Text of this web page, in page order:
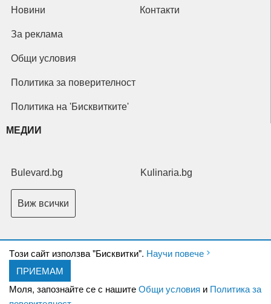
Tози сайт използва "Бисквитки". Научи повече
ПРИЕМАМ
Моля, запознайте се с нашитеОбщи условия и Политика за
Новини Контакти
За реклама
Общи условия
Политика за поверителност
Политика на 'Бисквитките'
МЕДИИ
Bulevard.bg Kulinaria.bg
Виж всички
Copyright © 2026 Ксениум ООД. Всички права запазени.
XeniumCompany.com